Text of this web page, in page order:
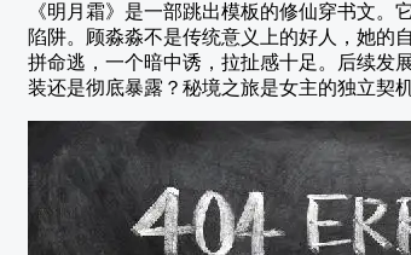
《明月霜》是一部跳出模板的修仙穿书文。
陷阱。顾淼淼不是传统意义上的好人，她的
拼命逃，一个暗中诱，拉扯感十足。后续发
装还是彻底暴露？秘境之旅是女主的独立契